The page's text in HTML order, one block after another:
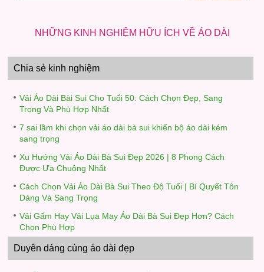
NHỮNG KINH NGHIỆM HỮU ÍCH VỀ ÁO DÀI
Chia sẻ kinh nghiệm
Vải Áo Dài Bài Sui Cho Tuổi 50: Cách Chọn Đẹp, Sang
Trọng Và Phù Hợp Nhất
7 sai lầm khi chọn vải áo dài bà sui khiến bộ áo dài kém
sang trọng
Xu Hướng Vải Áo Dài Bà Sui Đẹp 2026 | 8 Phong Cách
Được Ưa Chuộng Nhất
Cách Chọn Vải Áo Dài Bà Sui Theo Độ Tuổi | Bí Quyết Tôn
Dáng Và Sang Trọng
Vải Gấm Hay Vải Lụa May Áo Dài Bà Sui Đẹp Hơn? Cách
Chọn Phù Hợp
Duyên dáng cùng áo dài đẹp